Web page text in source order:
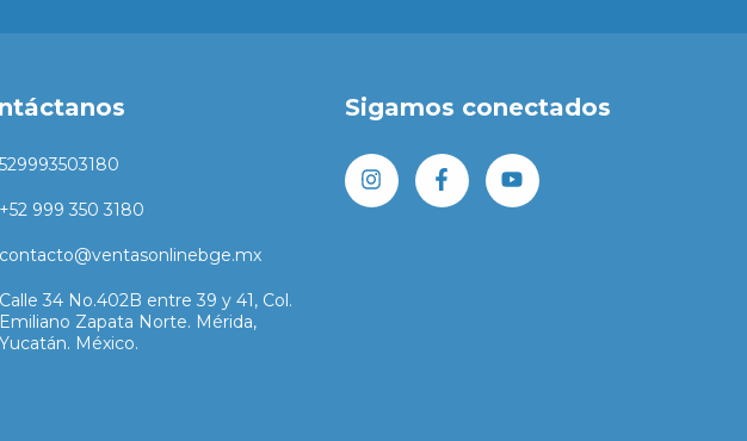
529993503180
+52 999 350 3180
contacto@ventasonlinebge.mx
Calle 34 No.402B entre 39 y 41, Col.
Emiliano Zapata Norte. Mérida,
Yucatán. México.
Sigamos conectados